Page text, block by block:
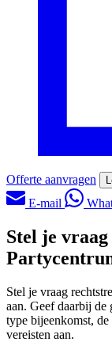
Offerte aanvragen
E-mail
Stel je
Stel je vraag
aan. Geef daarbij de
type bijeenkomst,
vereisten aan.